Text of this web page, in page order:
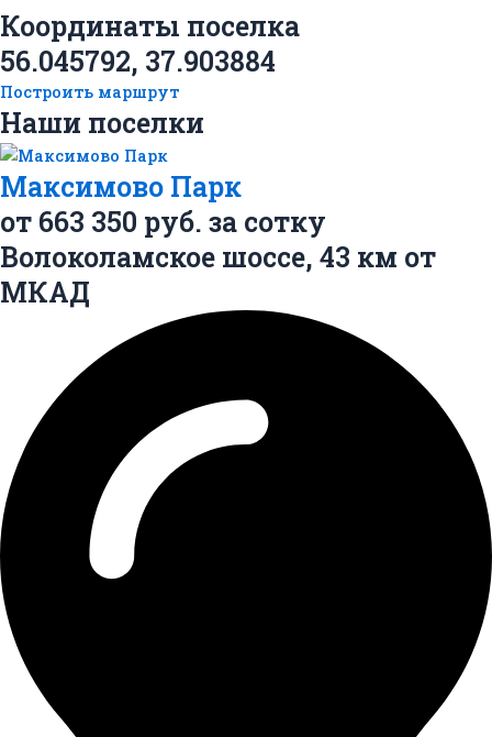
Координаты поселка
56.045792, 37.903884
Построить маршрут
Наши поселки
Максимово Парк
от 663 350 руб. за сотку
Волоколамское шоссе, 43 км от
МКАД